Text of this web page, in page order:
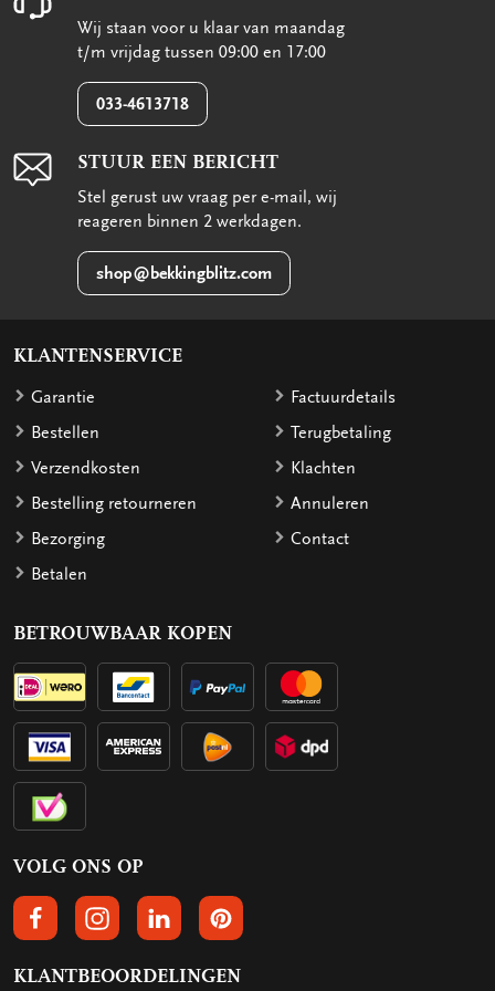
Wij staan voor u klaar van maandag
t/m vrijdag tussen 09:00 en 17:00
033-4613718
STUUR EEN BERICHT
Stel gerust uw vraag per e-mail, wij
reageren binnen 2 werkdagen.
shop@bekkingblitz.com
KLANTENSERVICE
Garantie
Bestellen
Verzendkosten
Bestelling retourneren
Bezorging
Betalen
Factuurdetails
Terugbetaling
Klachten
Annuleren
Contact
BETROUWBAAR KOPEN
VOLG ONS OP
VOLGS ONS OP FACEBOOK
VOLG ONS OP INSTAGRAM
VOLG ONS OP LINKEDIN
VOLG ONS OP PINTEREST
KLANTBEOORDELINGEN